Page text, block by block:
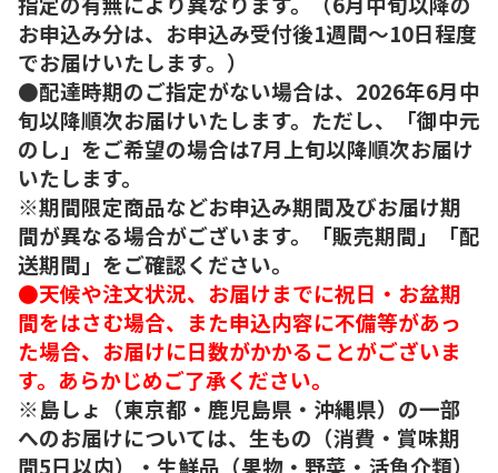
お申込み分は、お申込み受付後1週間～10日程度
でお届けいたします。）
●配達時期のご指定がない場合は、2026年6月中
旬以降順次お届けいたします。ただし、「御中元
のし」をご希望の場合は7月上旬以降順次お届け
いたします。
※期間限定商品などお申込み期間及びお届け期
間が異なる場合がございます。「販売期間」「配
送期間」をご確認ください。
●天候や注文状況、お届けまでに祝日・お盆期
間をはさむ場合、また申込内容に不備等があっ
た場合、お届けに日数がかかることがございま
す。あらかじめご了承ください。
※島しょ（東京都・鹿児島県・沖縄県）の一部
へのお届けについては、生もの（消費・賞味期
間5日以内）・生鮮品（果物・野菜・活魚介類）